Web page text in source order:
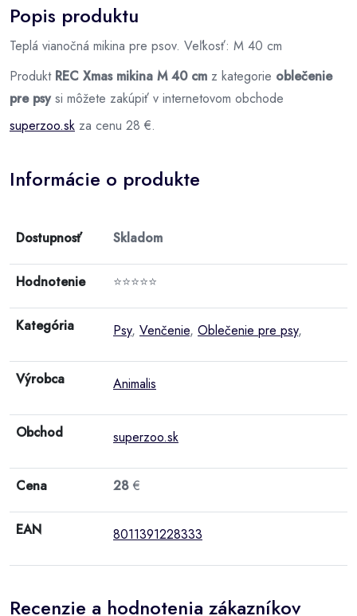
Popis produktu
Teplá vianočná mikina pre psov. Veľkosť: M 40 cm
Produkt REC Xmas mikina M 40 cm z kategorie oblečenie
pre psysi môžete zakúpiť v internetovom obchode
superzoo.sk za cenu 28 €.
Informácie o produkte
Dostupnosť Skladom
Hodnotenie ⭐⭐⭐⭐⭐
Kategória Psy, Venčenie, Oblečenie pre psy,
Výrobca Animalis
Obchod superzoo.sk
Cena 28 €
EAN 8011391228333
Recenzie a hodnotenia zákazníkov